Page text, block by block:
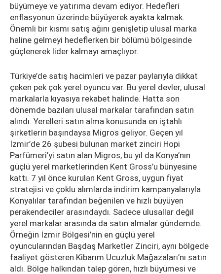
büyümeye ve yatırıma devam ediyor. Hedefleri
enflasyonun üzerinde büyüyerek ayakta kalmak.
Önemli bir kısmı satış ağını genişletip ulusal marka
haline gelmeyi hedeflerken bir bölümü bölgesinde
güçlenerek lider kalmayı amaçlıyor.
Türkiye’de satış hacimleri ve pazar paylarıyla dikkat
çeken pek çok yerel oyuncu var. Bu yerel devler, ulusal
markalarla kıyasıya rekabet halinde. Hatta son
dönemde bazıları ulusal markalar tarafından satın
alındı. Yerelleri satın alma konusunda en iştahlı
şirketlerin başındaysa Migros geliyor. Geçen yıl
İzmir’de 26 şubesi bulunan market zinciri Hopi
Parfümeri’yi satın alan Migros, bu yıl da Konya’nın
güçlü yerel marketlerinden Kent Gross’u bünyesine
kattı. 7 yıl önce kurulan Kent Gross, uygun fiyat
stratejisi ve çoklu alımlarda indirim kampanyalarıyla
Konyalılar tarafından beğenilen ve hızlı büyüyen
perakendeciler arasındaydı. Sadece ulusallar değil
yerel markalar arasında da satın almalar gündemde.
Örneğin İzmir Bölgesi’nin en güçlü yerel
oyuncularından Başdaş Marketler Zinciri, aynı bölgede
faaliyet gösteren Kibarım Ucuzluk Mağazaları’nı satın
aldı. Bölge halkından talep gören, hızlı büyümesi ve